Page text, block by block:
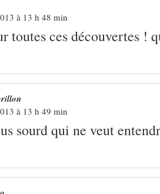
à 13 h 48 min
toutes ces découvertes !
à 13 h 49 min
sourd qui ne veut